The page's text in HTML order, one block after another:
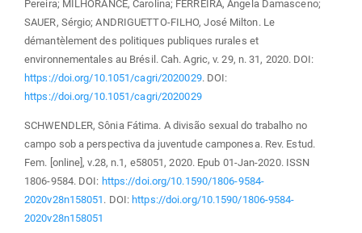
Pereira; MILHORANCE, Carolina; FERREIRA, Angela Damasceno;
SAUER, Sérgio; ANDRIGUETTO-FILHO, José Milton. Le
démantèlement des politiques publiques rurales et
environnementales au Brésil. Cah. Agric, v. 29, n. 31, 2020. DOI:
https://doi.org/10.1051/cagri/2020029. DOI:
https://doi.org/10.1051/cagri/2020029
SCHWENDLER, Sônia Fátima. A divisão sexual do trabalho no
campo sob a perspectiva da juventude camponesa. Rev. Estud.
Fem. [online], v.28, n.1, e58051, 2020. Epub 01-Jan-2020. ISSN
1806-9584. DOI: https://doi.org/10.1590/1806-9584-
2020v28n158051 . DOI: https://doi.org/10.1590/1806-9584-
2020v28n158051